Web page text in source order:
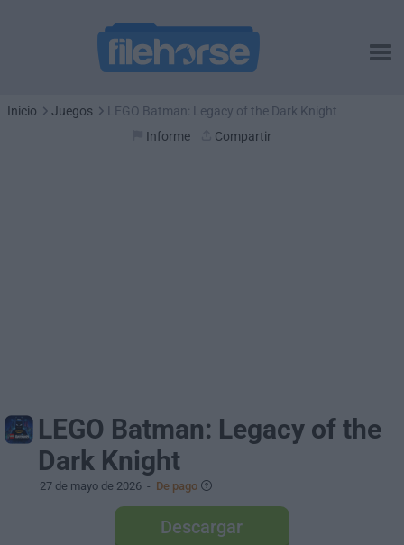
Inicio Juegos
LEGO Batman: Legacy of the Dark Knight
Informe
Compartir
LEGO Batman: Legacy of the
Dark Knight
27 de mayo de 2026 - De pago
Descargar